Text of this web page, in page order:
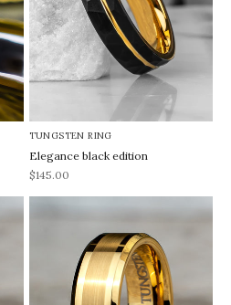
TUNGSTEN RING
Elegance black edition
REA-pris
$145.00